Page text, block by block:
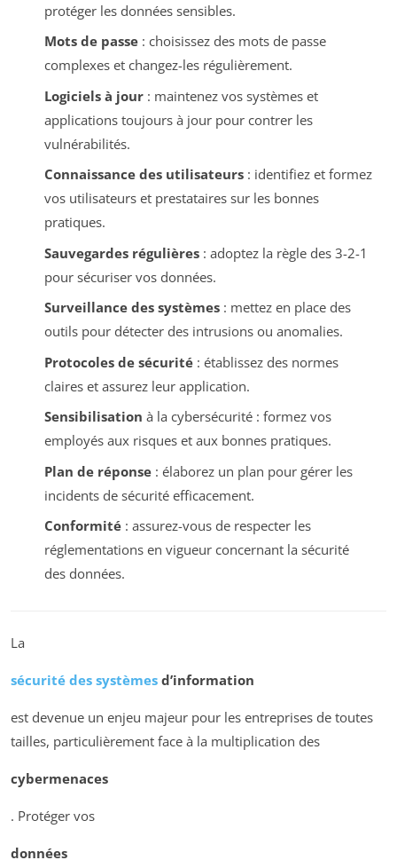
protéger les données sensibles.
Mots de passe: choisissez des mots de passe
complexes et changez-les régulièrement.
Logiciels à jour: maintenez vos systèmes et
applications toujours à jour pour contrer les
vulnérabilités.
Connaissance des utilisateurs: identifiez et formez
vos utilisateurs et prestataires sur les bonnes
pratiques.
Sauvegardes régulières: adoptez la règle des 3-2-1
pour sécuriser vos données.
Surveillance des systèmes: mettez en place des
outils pour détecter des intrusions ou anomalies.
Protocoles de sécurité: établissez des normes
claires et assurez leur application.
Sensibilisation à la cybersécurité : formez vos
employés aux risques et aux bonnes pratiques.
Plan de réponse: élaborez un plan pour gérer les
incidents de sécurité efficacement.
Conformité: assurez-vous de respecter les
réglementations en vigueur concernant la sécurité
des données.
La
sécurité des systèmes d’information
est devenue un enjeu majeur pour les entreprises de toutes
tailles, particulièrement face à la multiplication des
cybermenaces
. Protéger vos
données